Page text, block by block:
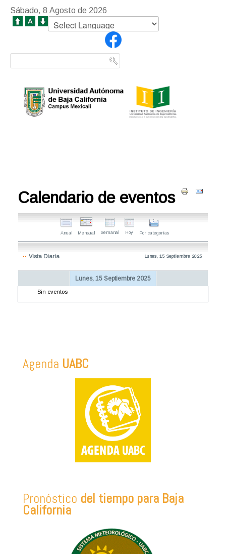
Sábado, 8 Agosto de 2026
Calendario de eventos
Anual Mensual Semanal Hoy Por categorías
Vista Diaria Lunes, 15 Septiembre 2025
Lunes, 15 Septiembre 2025
Sin eventos
Agenda UABC
Pronóstico del tiempo para Baja
California